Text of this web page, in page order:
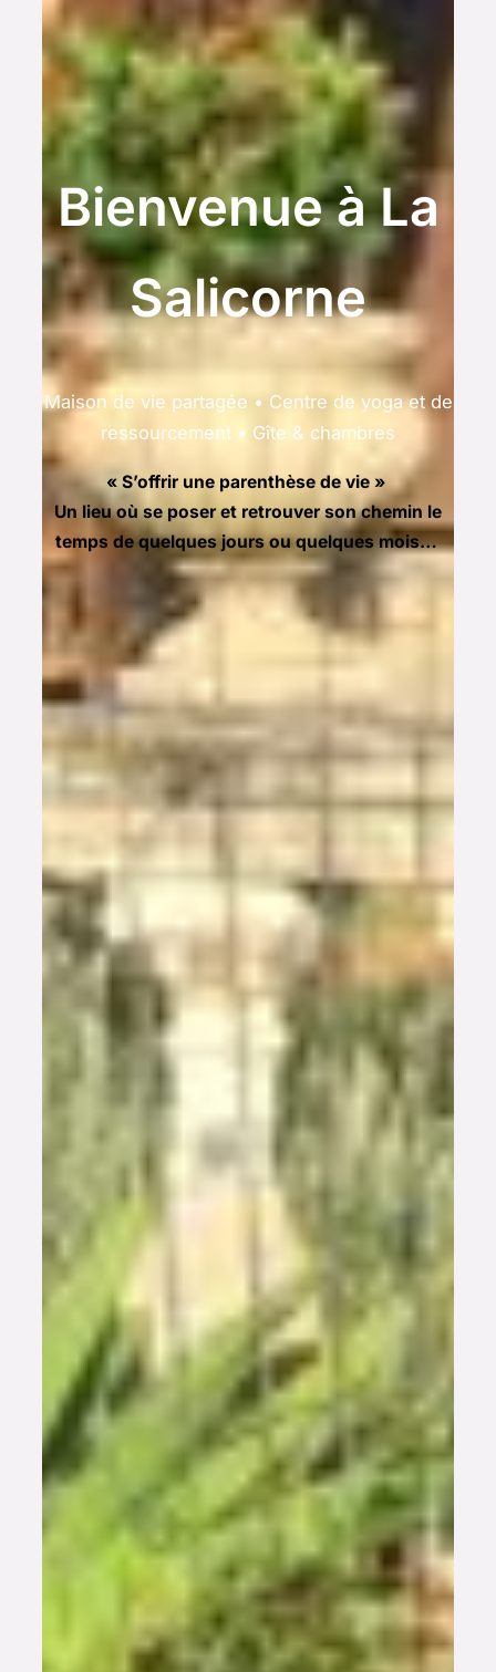
Bienvenue à La
Salicorne
Maison de vie partagée • Centre de yoga et de
ressourcement • Gîte & chambres
« S’offrir une parenthèse de vie »
Un lieu où se poser et retrouver son chemin le
temps de quelques jours ou quelques mois…